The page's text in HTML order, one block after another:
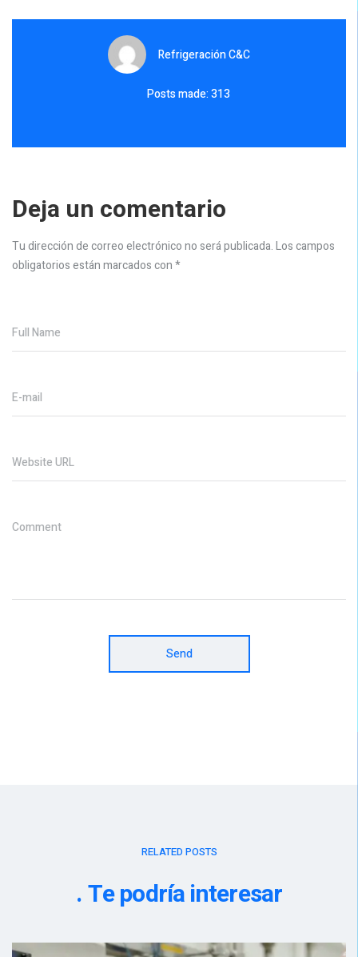
Refrigeración C&C
Posts made: 313
Deja un comentario
Tu dirección de correo electrónico no será publicada.Los campos
obligatorios están marcados con*
Full Name
E-mail
Website URL
Comment
Send
RELATED POSTS
Te podría interesar